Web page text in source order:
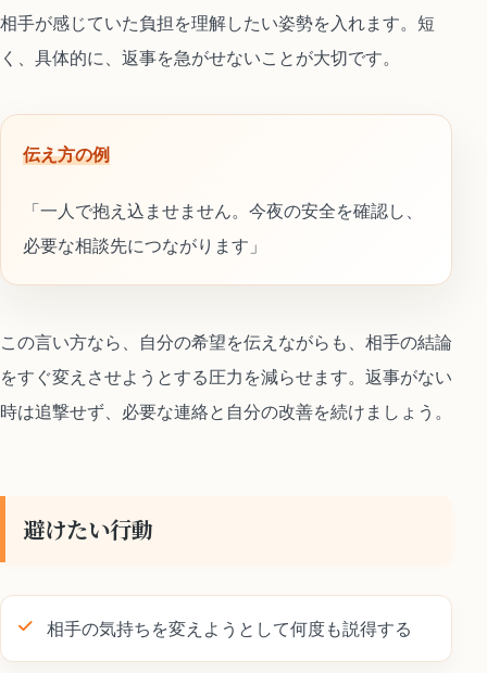
相手が感じていた負担を理解したい姿勢を入れます。短
く、具体的に、返事を急がせないことが大切です。
伝え方の例
「一人で抱え込ませません。今夜の安全を確認し、
必要な相談先につながります」
この言い方なら、自分の希望を伝えながらも、相手の結論
をすぐ変えさせようとする圧力を減らせます。返事がない
時は追撃せず、必要な連絡と自分の改善を続けましょう。
避けたい行動
相手の気持ちを変えようとして何度も説得する